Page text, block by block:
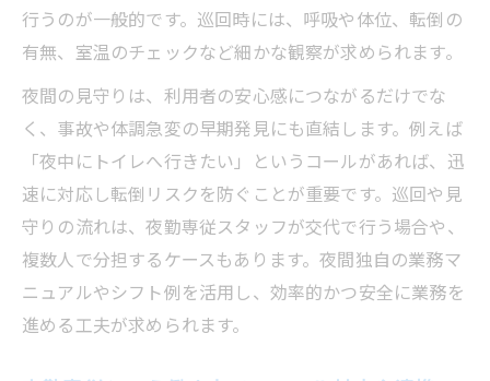
行うのが一般的です。巡回時には、呼吸や体位、転倒の
有無、室温のチェックなど細かな観察が求められます。
夜間の見守りは、利用者の安心感につながるだけでな
く、事故や体調急変の早期発見にも直結します。例えば
「夜中にトイレへ行きたい」というコールがあれば、迅
速に対応し転倒リスクを防ぐことが重要です。巡回や見
守りの流れは、夜勤専従スタッフが交代で行う場合や、
複数人で分担するケースもあります。夜間独自の業務マ
ニュアルやシフト例を活用し、効率的かつ安全に業務を
進める工夫が求められます。